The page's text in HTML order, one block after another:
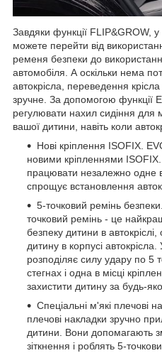
Завдяки функції FLIP&GROW,
можете перейти від
ременя безпеки до
автомобіля. А оскільки нема
автокрісла, переведення крісла
зручне. За допомогою функції
регулювати нахил сидіння
вашої дитини, навіть коли
Нові кріплення ISOFIX.
новими кріпленнями
працювати незалежно одне
спрощує встановлення
5-точковий ремінь
точковий ремінь - це
безпеку дитини в автокріслі,
дитину в корпусі автокрісла.
розподіляє силу удару по 5
стегнах і одна в місці
захистити дитину за будь-
Спеціальні м'які плечові
плечові накладки зручно
дитини. Вони допомагають
зіткнення і роблять 5-